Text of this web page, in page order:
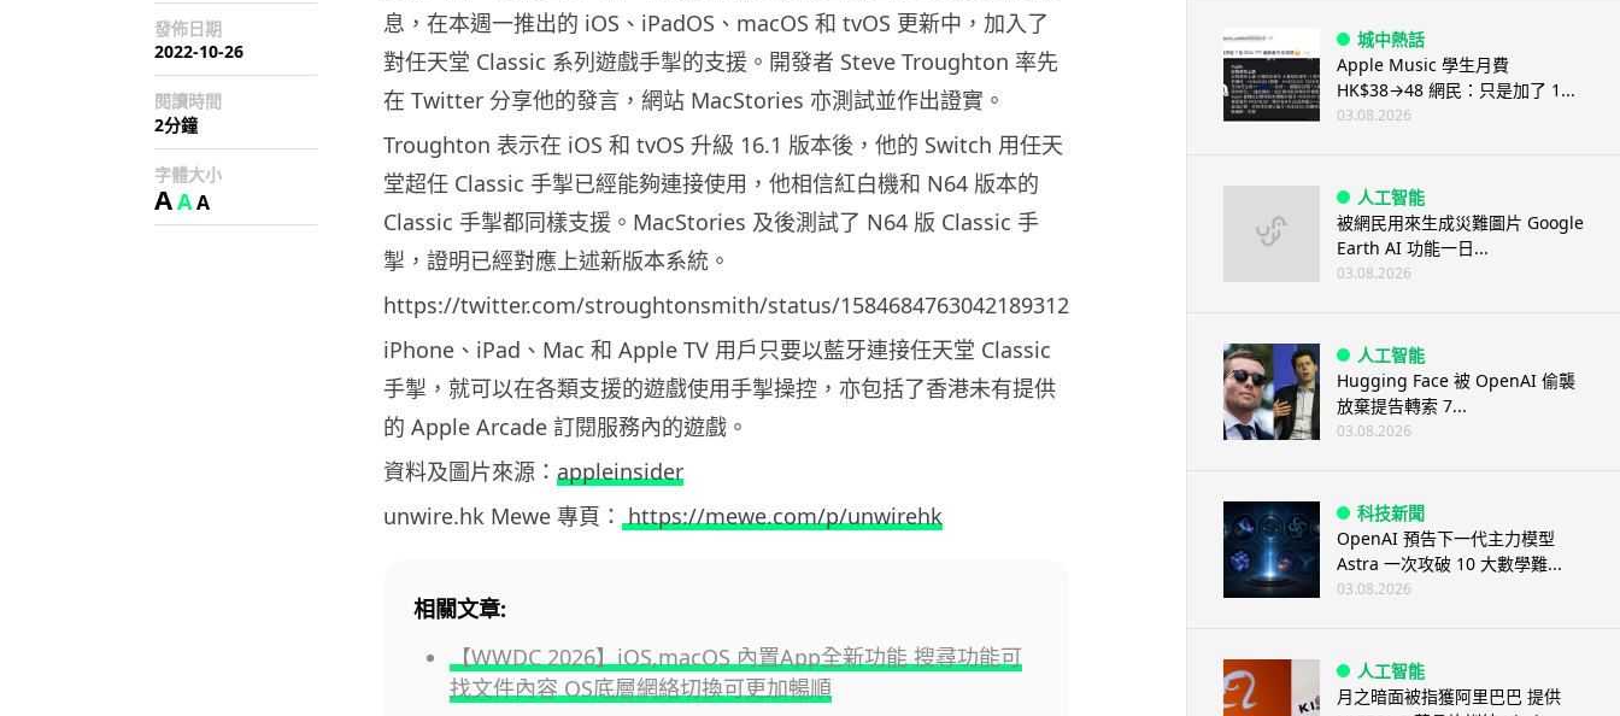
發佈日期
2022-10-26
閱讀時間
2分鐘
字體大小
AAA
息，在本週一推出的 iOS、iPadOS、macOS 和 tvOS 更新中，加入了
對任天堂 Classic 系列遊戲手掣的支援。開發者 Steve Troughton 率先
在 Twitter 分享他的發言，網站 MacStories 亦測試並作出證實。
Troughton 表示在 iOS 和 tvOS 升級 16.1 版本後，他的 Switch 用任天
堂超任 Classic 手掣已經能夠連接使用，他相信紅白機和 N64 版本的
Classic 手掣都同樣支援。MacStories 及後測試了 N64 版 Classic 手
掣，證明已經對應上述新版本系統。
https://twitter.com/stroughtonsmith/status/1584684763042189312
iPhone、iPad、Mac 和 Apple TV 用戶只要以藍牙連接任天堂 Classic
手掣，就可以在各類支援的遊戲使用手掣操控，亦包括了香港未有提供
的 Apple Arcade 訂閱服務內的遊戲。
資料及圖片來源： appleinsider
unwire.hk Mewe 專頁： https://mewe.com/p/unwirehk
相關文章:
【WWDC 2026】iOS,macOS 內置App全新功能 搜尋功能可
找文件內容 OS底層網絡切換可更加暢順
城中熱話
Apple Music 學生月費
HK$38→48 網民：只是加了 1...
03.08.2026
人工智能
被網民用來生成災難圖片 Google
Earth AI 功能一日...
03.08.2026
人工智能
Hugging Face 被 OpenAI 偷襲
放棄提告轉索 7...
03.08.2026
科技新聞
OpenAI 預告下一代主力模型
Astra 一次攻破 10 大數學難...
03.08.2026
人工智能
月之暗面被指獲阿里巴巴 提供